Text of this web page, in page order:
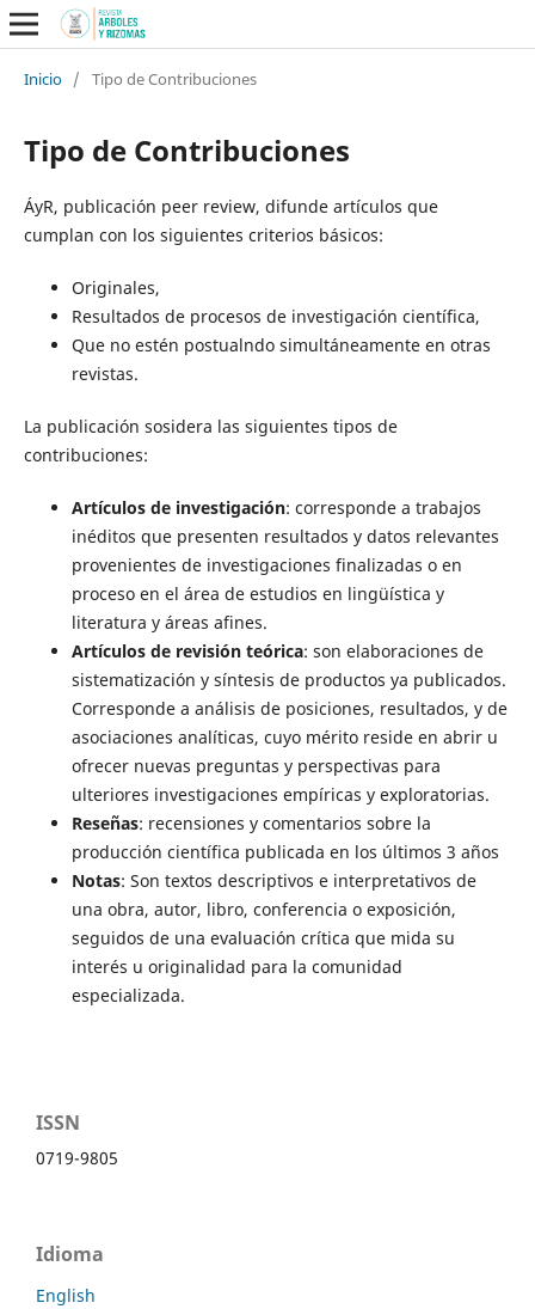
Inicio / Tipo de Contribuciones
Tipo de Contribuciones
ÁyR, publicación peer review, difunde artículos que
cumplan con los siguientes criterios básicos:
Originales,
Resultados de procesos de investigación científica,
Que no estén postualndo simultáneamente en otras
revistas.
La publicación sosidera las siguientes tipos de
contribuciones:
Artículos de investigación: corresponde a trabajos
inéditos que presenten resultados y datos relevantes
provenientes de investigaciones finalizadas o en
proceso en el área de estudios en lingüística y
literatura y áreas afines.
Artículos de revisión teórica: son elaboraciones de
sistematización y síntesis de productos ya publicados.
Corresponde a análisis de posiciones, resultados, y de
asociaciones analíticas, cuyo mérito reside en abrir u
ofrecer nuevas preguntas y perspectivas para
ulteriores investigaciones empíricas y exploratorias.
Reseñas: recensiones y comentarios sobre la
producción científica publicada en los últimos 3 años
Notas: Son textos descriptivos e interpretativos de
una obra, autor, libro, conferencia o exposición,
seguidos de una evaluación crítica que mida su
interés u originalidad para la comunidad
especializada.
ISSN
0719-9805
Idioma
English